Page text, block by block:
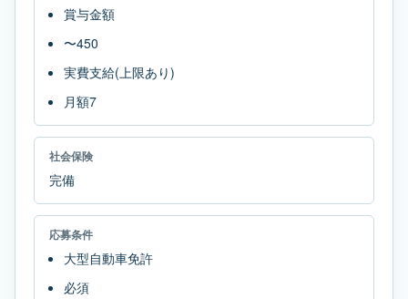
賞与金額
〜450
実費支給(上限あり)
月額7
社会保険
完備
応募条件
大型自動車免許
必須